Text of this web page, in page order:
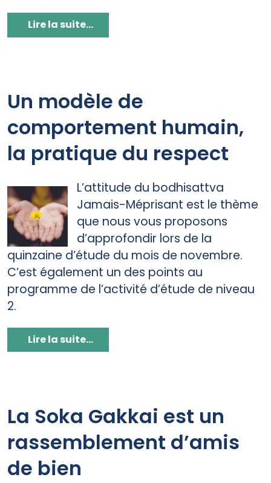
Lire la suite...
Un modèle de
comportement humain,
la pratique du respect
L’attitude du bodhisattva
Jamais-Méprisant est le thème
que nous vous proposons
d’approfondir lors de la
quinzaine d’étude du mois de novembre.
C’est également un des points au
programme de l’activité d’étude de niveau
2.
Lire la suite...
La Soka Gakkai est un
rassemblement d’amis
de bien